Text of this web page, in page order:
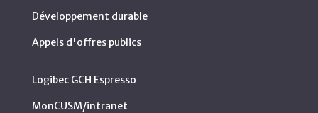
Développement durable
Appels d'offres publics
Logibec GCH Espresso
MonCUSM/intranet